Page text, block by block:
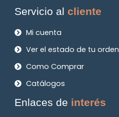
Servicio alcliente
Mi cuenta
Ver el estado de tu orden
Como Comprar
Catálogos
Enlaces de interés